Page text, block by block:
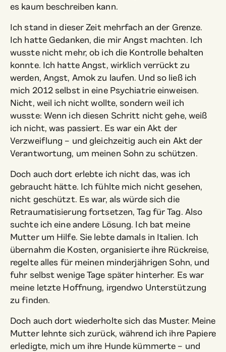
es kaum beschreiben kann.
Ich stand in dieser Zeit mehrfach an der Grenze.
Ich hatte Gedanken, die mir Angst machten. Ich
wusste nicht mehr, ob ich die Kontrolle behalten
konnte. Ich hatte Angst, wirklich verrückt zu
werden, Angst, Amok zu laufen. Und so ließ ich
mich 2012 selbst in eine Psychiatrie einweisen.
Nicht, weil ich nicht wollte, sondern weil ich
wusste: Wenn ich diesen Schritt nicht gehe, weiß
ich nicht, was passiert. Es war ein Akt der
Verzweiflung – und gleichzeitig auch ein Akt der
Verantwortung, um meinen Sohn zu schützen.
Doch auch dort erlebte ich nicht das, was ich
gebraucht hätte. Ich fühlte mich nicht gesehen,
nicht geschützt. Es war, als würde sich die
Retraumatisierung fortsetzen, Tag für Tag. Also
suchte ich eine andere Lösung. Ich bat meine
Mutter um Hilfe. Sie lebte damals in Italien. Ich
übernahm die Kosten, organisierte ihre Rückreise,
regelte alles für meinen minderjährigen Sohn, und
fuhr selbst wenige Tage später hinterher. Es war
meine letzte Hoffnung, irgendwo Unterstützung
zu finden.
Doch auch dort wiederholte sich das Muster. Meine
Mutter lehnte sich zurück, während ich ihre Papiere
erledigte, mich um ihre Hunde kümmerte – und